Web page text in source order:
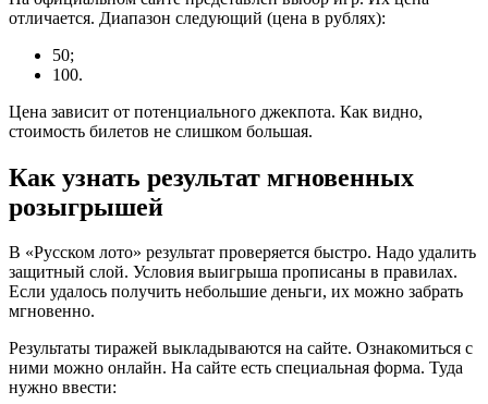
отличается. Диапазон следующий (цена в рублях):
50;
100.
Цена зависит от потенциального джекпота. Как видно,
стоимость билетов не слишком большая.
Как узнать результат мгновенных
розыгрышей
В «Русском лото» результат проверяется быстро. Надо удалить
защитный слой. Условия выигрыша прописаны в правилах.
Если удалось получить небольшие деньги, их можно забрать
мгновенно.
Результаты тиражей выкладываются на сайте. Ознакомиться с
ними можно онлайн. На сайте есть специальная форма. Туда
нужно ввести: